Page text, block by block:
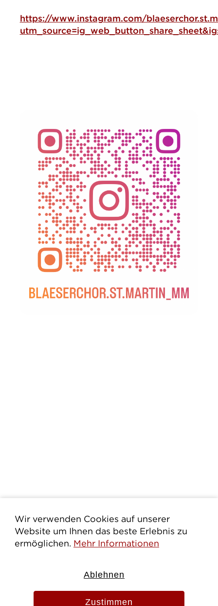
https://www.instagram.com/
Evang.-Luth. Pfarramt St. Martin
Zangmeisterstr. 13
Wir verwenden Cookies auf unserer
Website um Ihnen das beste Erlebnis zu
ermöglichen. Mehr Informationen
Ablehnen
Zustimmen